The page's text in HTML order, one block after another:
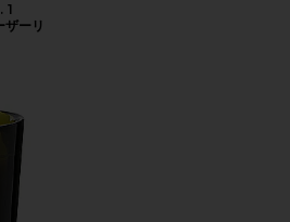
1
ーリ
ャンドル